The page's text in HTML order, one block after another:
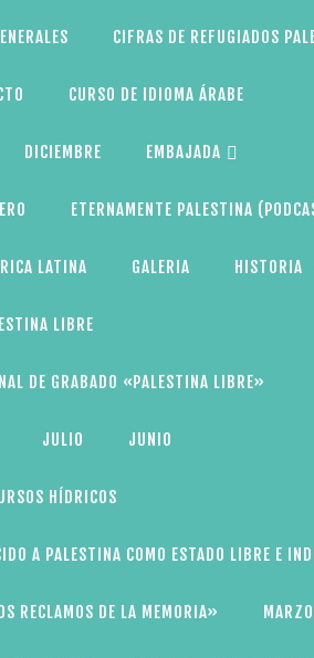
CIFRAS DE REFUGIADOS
CURSO DE IDIOMA ÁRABE
DICIEMBRE EMBAJADA
ETERNAMENTE PALESTINA
LATINA GALERIA HISTORIA
LIBRE
DE GRABADO «PALESTINA LIBRE»
JULIO JUNIO
HÍDRICOS
A PALESTINA COMO ESTADO LIBRE E
RECLAMOS DE LA MEMORIA» MARZO